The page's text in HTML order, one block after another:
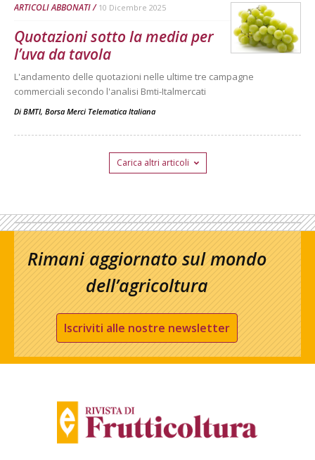
ARTICOLI ABBONATI 10 Dicembre 2025
Quotazioni sotto la media per
l’uva da tavola
L'andamento delle quotazioni nelle ultime tre campagne
commerciali secondo l'analisi Bmti-Italmercati
Di BMTI, Borsa Merci Telematica Italiana
Carica altri articoli
Rimani aggiornato sul mondo
dell’agricoltura
Iscriviti alle nostre newsletter